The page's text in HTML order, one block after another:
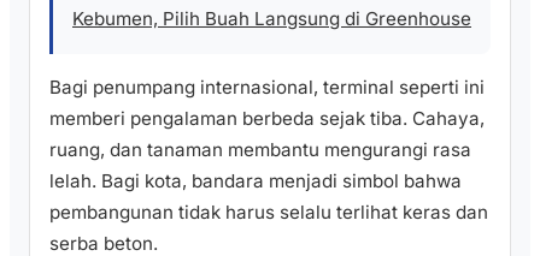
Kebumen, Pilih Buah Langsung di Greenhouse
Bagi penumpang internasional, terminal seperti ini
memberi pengalaman berbeda sejak tiba. Cahaya,
ruang, dan tanaman membantu mengurangi rasa
lelah. Bagi kota, bandara menjadi simbol bahwa
pembangunan tidak harus selalu terlihat keras dan
serba beton.